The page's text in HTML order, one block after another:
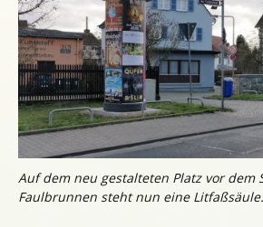
Auf dem neu gestalteten Platz vor dem
Faulbrunnen steht nun eine